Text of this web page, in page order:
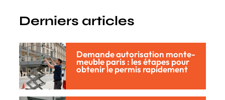
Derniers articles
Demande autorisation monte-
meuble paris : les étapes pour
obtenir le permis rapidement